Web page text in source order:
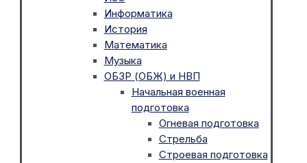
Информатика
История
Математика
Музыка
ОБЗР (ОБЖ) и НВП
Начальная военная
подготовка
Огневая подготовка
Стрельба
Строевая подготовка